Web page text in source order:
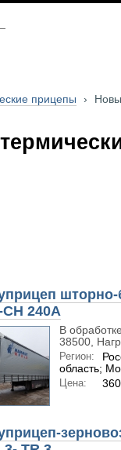
прицепы ›
шторно-
CH 240A
В
38500,
Регион:
область;
Цена: